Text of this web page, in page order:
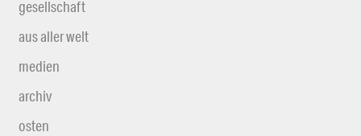
gesellschaft
aus aller welt
medien
archiv
osten